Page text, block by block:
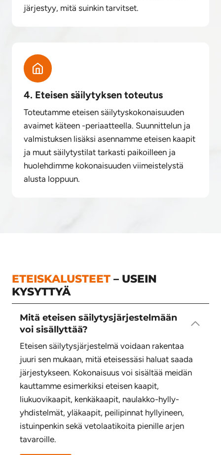
järjestyy, mitä suinkin tarvitset.
4. Eteisen säilytyksen toteutus
Toteutamme eteisen säilytyskokonaisuuden
avaimet käteen -periaatteella. Suunnittelun ja
valmistuksen lisäksi asennamme eteisen kaapit
ja muut säilytystilat tarkasti paikoilleen ja
huolehdimme kokonaisuuden viimeistelystä
alusta loppuun.
ETEISKALUSTEET – USEIN
KYSYTTYÄ
Mitä eteisen säilytysjärjestelmään
voi sisällyttää?
Eteisen säilytysjärjestelmä voidaan rakentaa
juuri sen mukaan, mitä eteisessäsi haluat saada
järjestykseen. Kokonaisuus voi sisältää meidän
kauttamme esimerkiksi eteisen kaapit,
liukuovikaapit, kenkäkaapit, naulakko-hylly-
yhdistelmät, yläkaapit, peilipinnat hyllyineen,
istuinpenkin sekä vetolaatikoita pienille arjen
tavaroille.